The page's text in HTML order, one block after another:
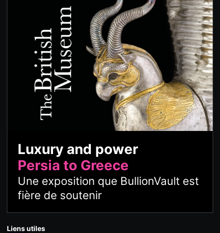
Luxury and power
Persia to Greece
Une exposition que BullionVault est
fière de soutenir
Liens utiles